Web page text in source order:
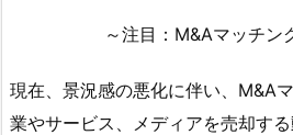
～注目：M&Aマッチン
現在、景況感の悪化に伴い、M&A
業やサービス、メディアを売却す